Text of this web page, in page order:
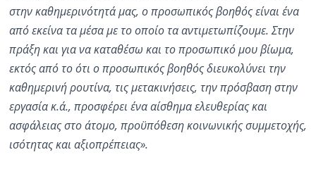
στην καθημερινότητά μας, ο προσωπικός βοηθός είναι ένα
από εκείνα τα μέσα με το οποίο τα αντιμετωπίζουμε. Στην
πράξη και για να καταθέσω και το προσωπικό μου βίωμα,
εκτός από το ότι ο προσωπικός βοηθός διευκολύνει την
καθημερινή ρουτίνα, τις μετακινήσεις, την πρόσβαση στην
εργασία κ.ά., προσφέρει ένα αίσθημα ελευθερίας και
ασφάλειας στο άτομο, προϋπόθεση κοινωνικής συμμετοχής,
ισότητας και αξιοπρέπειας».